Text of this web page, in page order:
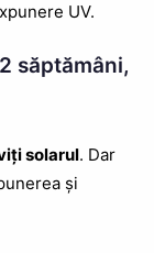
UV.
săptămâni,
solarul. Dar
și